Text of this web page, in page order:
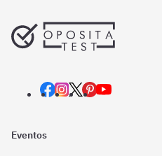
Eventos